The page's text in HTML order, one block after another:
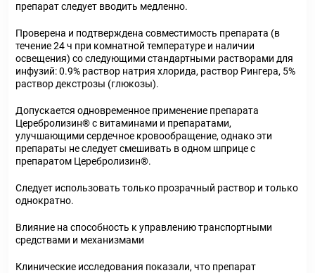
препарат следует вводить медленно.
Проверена и подтверждена совместимость препарата (в
течение 24 ч при комнатной температуре и наличии
освещения) со следующими стандартными растворами для
инфузий: 0.9% раствор натрия хлорида, раствор Рингера, 5%
раствор декстрозы (глюкозы).
Допускается одновременное применение препарата
Церебролизин®с витаминами и препаратами,
улучшающими сердечное кровообращение, однако эти
препараты не следует смешивать в одном шприце с
препаратом Церебролизин®.
Следует использовать только прозрачный раствор и только
однократно.
Влияние на способность к управлению транспортными
средствами и механизмами
Клинические исследования показали, что препарат